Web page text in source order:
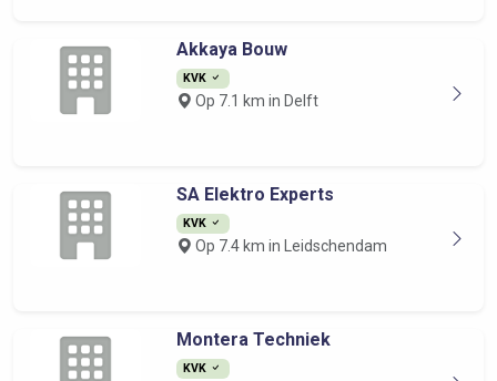
Akkaya Bouw
KVK
Op 7.1 km in Delft
SA Elektro Experts
KVK
Op 7.4 km in Leidschendam
Montera Techniek
KVK